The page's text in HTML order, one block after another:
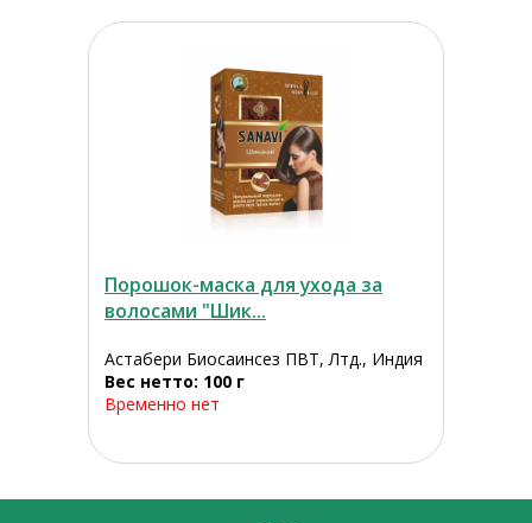
Порошок-маска для ухода за
волосами "Шик...
Астабери Биосаинсез ПВТ, Лтд., Индия
Вес нетто: 100 г
Временно нет